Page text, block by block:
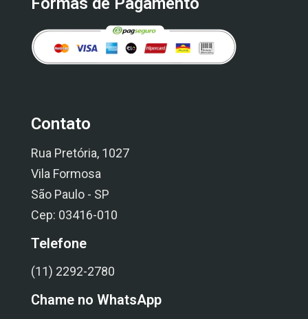
Contato
Rua Pretória, 1027
Vila Formosa
São Paulo - SP
Cep: 03416-010
Telefone
(11) 2292-2780
Chame no WhatsApp